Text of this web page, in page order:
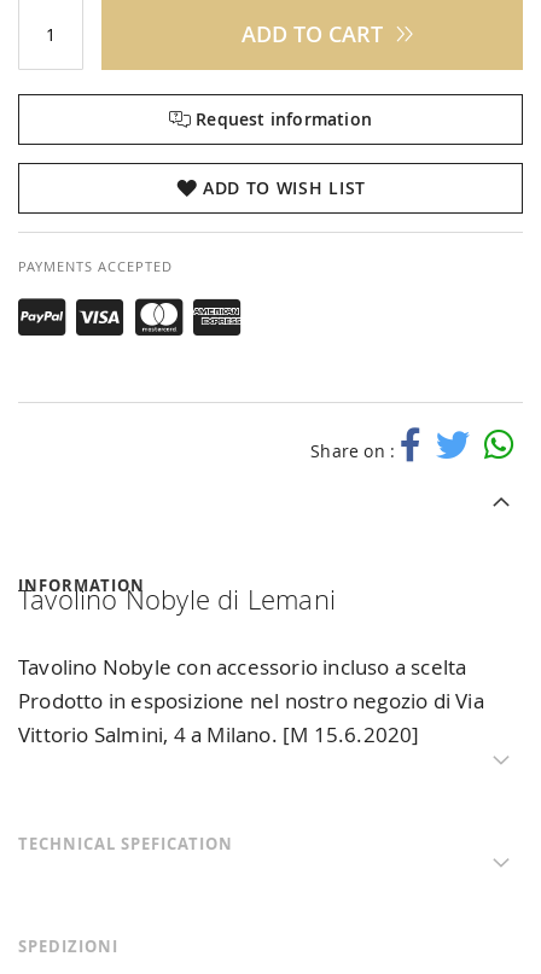
ADD TO CART
Request information
ADD TO WISH LIST
PAYMENTS ACCEPTED
Share on :
INFORMATION
Tavolino Nobyle di Lemani
Tavolino Nobyle con accessorio incluso a scelta
Prodotto in esposizione nel nostro negozio di Via
Vittorio Salmini, 4 a Milano. [M 15.6.2020]
TECHNICAL SPEFICATION
SPEDIZIONI